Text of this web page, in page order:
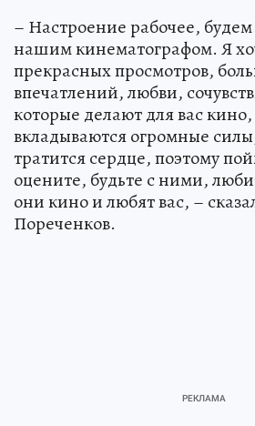
– Настроение рабочее,
нашим кинематографом. Я
прекрасных просмотров,
впечатлений, любви,
которые делают для вас
вкладываются огромные
тратится сердце, поэтому
оцените, будьте с ними,
они кино и любят вас, –
Пореченков.